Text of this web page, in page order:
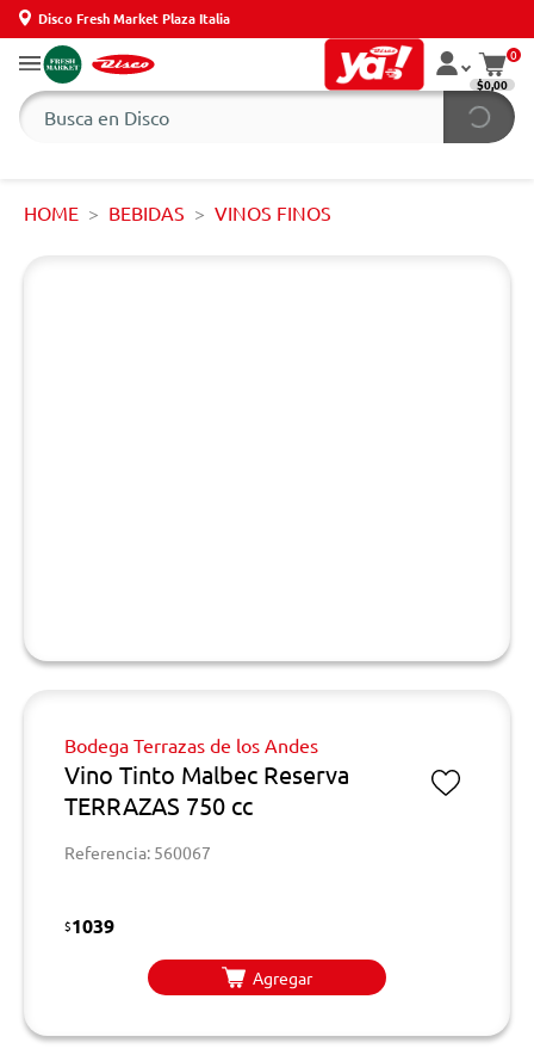
Disco Fresh Market Plaza Italia
0
$0,00
HOME BEBIDAS VINOS FINOS
Bodega Terrazas de los Andes
Vino Tinto Malbec Reserva
TERRAZAS 750 cc
Referencia: 560067
$1039
Agregar